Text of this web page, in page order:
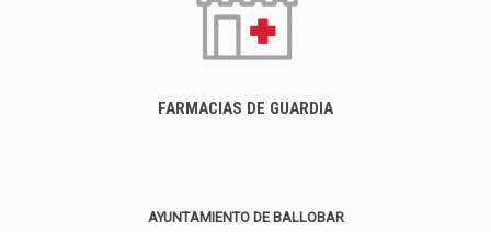
FARMACIAS DE GUARDIA
AYUNTAMIENTO DE BALLOBAR